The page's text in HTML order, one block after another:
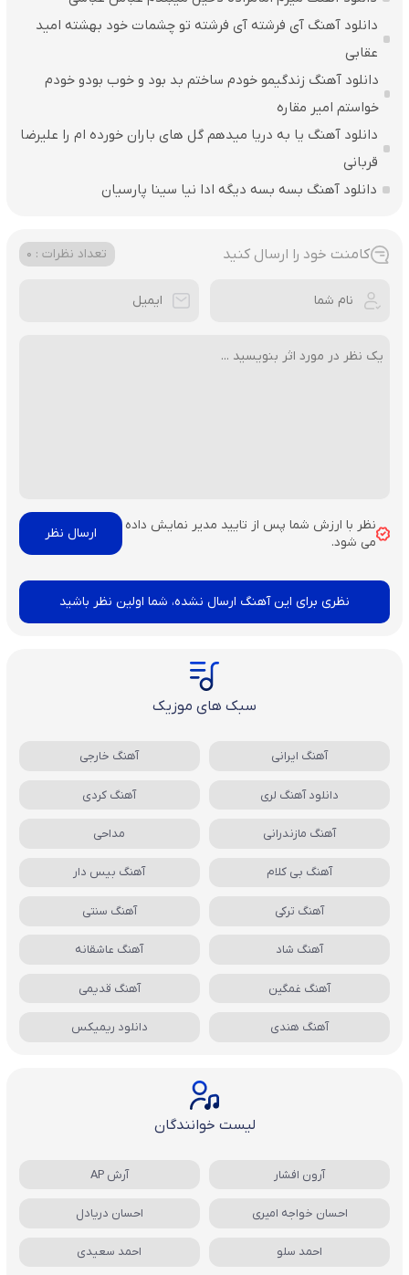
دانلود آهنگ آی فرشته آی فرشته تو چشمات خود بهشته امید
عقابی
دانلود آهنگ زندگیمو خودم ساختم بد بود و خوب بودو خودم
خواستم امیر مقاره
دانلود آهنگ یا به دریا میدهم گل های باران‌ خورده ام را علیرضا
قربانی
دانلود آهنگ بسه بسه دیگه ادا نیا سینا پارسیان
کامنت خود را ارسال کنید تعداد نظرات : 0
نظر با ارزش شما پس از تایید مدیر نمایش داده
می شود.
نظری برای این آهنگ ارسال نشده، شما اولین نظر باشید
سبک های موزیک
آهنگ ایرانی آهنگ خارجی
دانلود آهنگ لری آهنگ کردی
آهنگ مازندرانی مداحی
آهنگ بی کلام آهنگ بیس دار
آهنگ ترکی آهنگ سنتی
آهنگ شاد آهنگ عاشقانه
آهنگ غمگین آهنگ قدیمی
آهنگ هندی دانلود ریمیکس
لیست خوانندگان
آرون افشار آرش AP
احسان خواجه امیری احسان دریادل
احمد سلو احمد سعیدی